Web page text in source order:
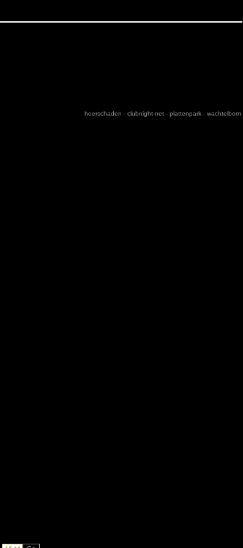
hoerschaden - clubnight-net - plattenpark - wachtelborn